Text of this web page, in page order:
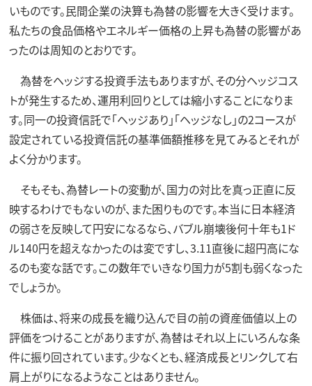
いものです。民間企業の決算も為替の影響を大きく受けます。
私たちの食品価格やエネルギー価格の上昇も為替の影響があ
ったのは周知のとおりです。
為替をヘッジする投資手法もありますが、その分ヘッジコス
トが発生するため、運用利回りとしては縮小することになりま
す。同一の投資信託で「ヘッジあり」「ヘッジなし」の2コースが
設定されている投資信託の基準価額推移を見てみるとそれが
よく分かります。
そもそも、為替レートの変動が、国力の対比を真っ正直に反
映するわけでもないのが、また困りものです。本当に日本経済
の弱さを反映して円安になるなら、バブル崩壊後何十年も1ド
ル140円を超えなかったのは変ですし、3.11直後に超円高にな
るのも変な話です。この数年でいきなり国力が5割も弱くなった
でしょうか。
株価は、将来の成長を織り込んで目の前の資産価値以上の
評価をつけることがありますが、為替はそれ以上にいろんな条
件に振り回されています。少なくとも、経済成長とリンクして右
肩上がりになるようなことはありません。